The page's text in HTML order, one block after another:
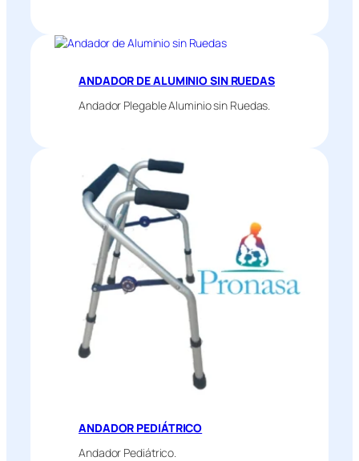
ANDADOR DE ALUMINIO SIN RUEDAS
Andador Plegable Aluminio sin Ruedas.
ANDADOR PEDIÁTRICO
Andador Pediátrico.